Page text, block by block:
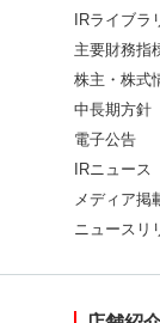
IRライブラ
主要財務指
株主・株式
中長期方針
電子公告
IRニュース
メディア掲
ニュースリ